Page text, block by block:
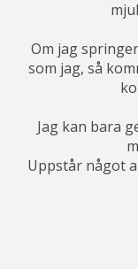
Om jag
som jag, så
Jag kan bara
Uppstår något